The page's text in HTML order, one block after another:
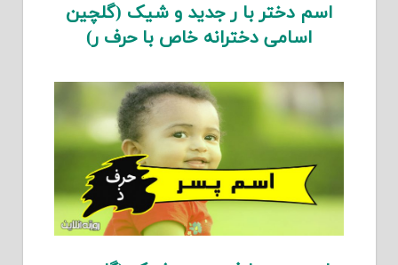
اسم دختر با ر جدید و شیک (گلچین
اسامی دخترانه خاص با حرف ر)